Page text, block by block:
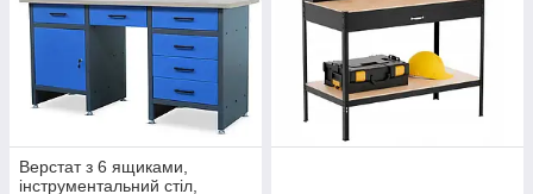
Верстат з 6 ящиками,
інструментальний стіл,